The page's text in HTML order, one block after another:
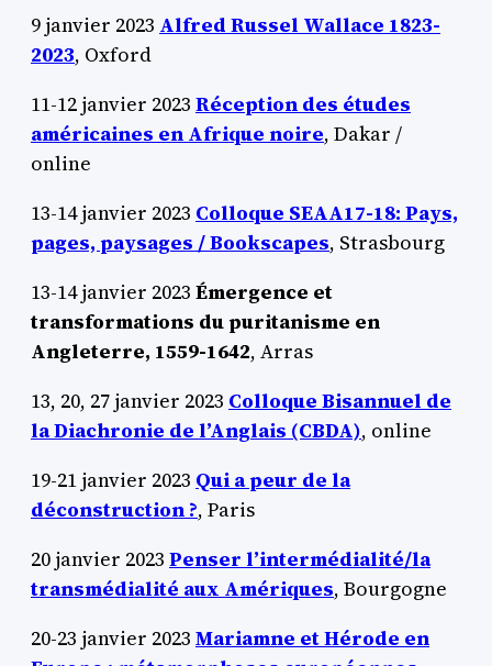
9 janvier 2023 Alfred Russel Wallace 1823-
2023, Oxford
11-12 janvier 2023 Réception des études
américaines en Afrique noire, Dakar /
online
13-14 janvier 2023 Colloque SEAA17-18: Pays,
pages, paysages / Bookscapes, Strasbourg
13-14 janvier 2023 Émergence et
transformations du puritanisme en
Angleterre, 1559-1642, Arras
13, 20, 27 janvier 2023 Colloque Bisannuel de
la Diachronie de l’Anglais (CBDA), online
19-21 janvier 2023 Qui a peur de la
déconstruction ?, Paris
20 janvier 2023 Penser l’intermédialité/la
transmédialité aux Amériques, Bourgogne
20-23 janvier 2023 Mariamne et Hérode en